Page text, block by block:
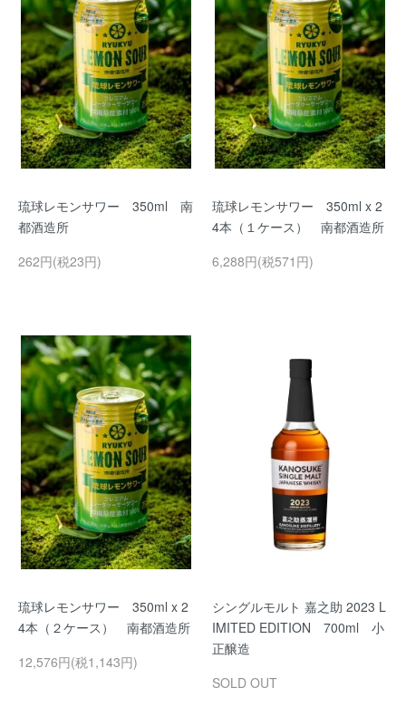
琉球レモンサワー 350ml 南
都酒造所
262円(税23円)
琉球レモンサワー 350ml x 2
4本（１ケース） 南都酒造所
6,288円(税571円)
琉球レモンサワー 350ml x 2
4本（２ケース） 南都酒造所
12,576円(税1,143円)
シングルモルト 嘉之助 2023 L
IMITED EDITION 700ml 小
正醸造
SOLD OUT